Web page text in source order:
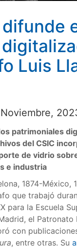
Luis Lladó en
difunde
Luis
patrimoniales
del CSIC
de vidrio
e industria
1874-México,
que trabajó
para la Escuela
el Patronato
con
, entre otras. Su